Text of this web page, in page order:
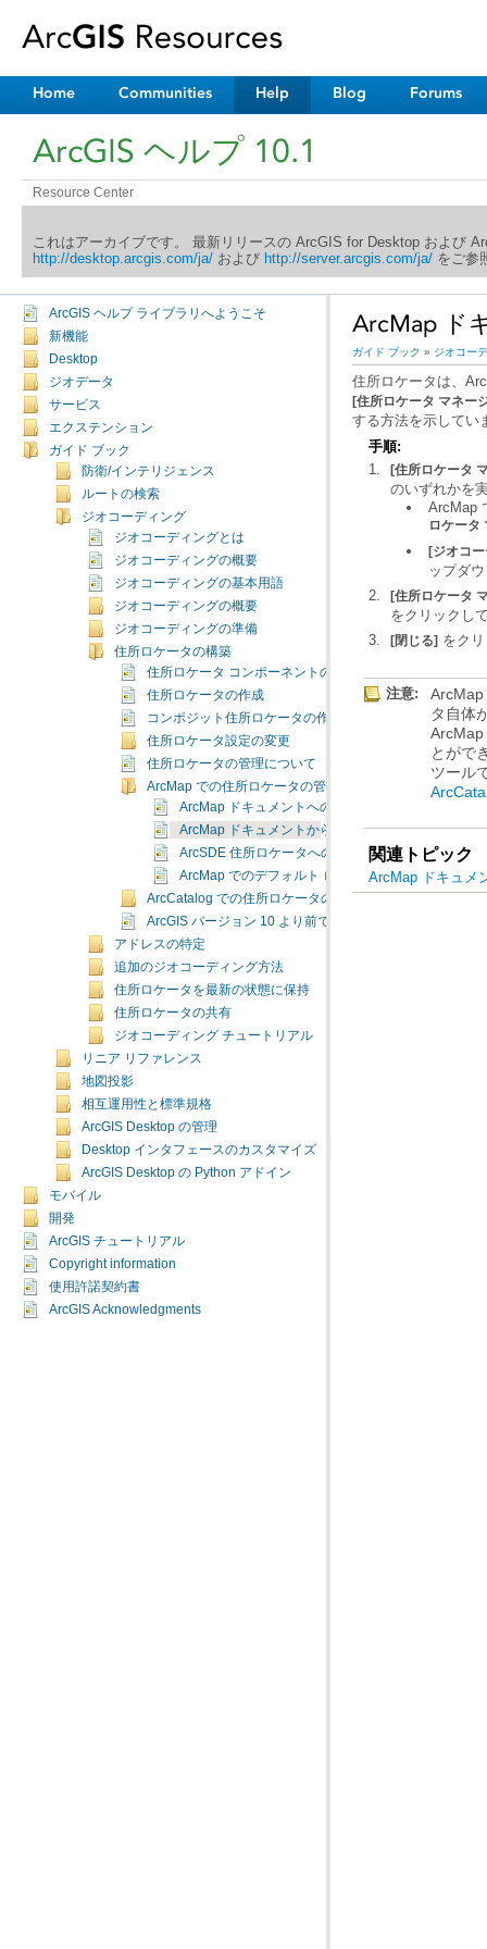
Home Communities Help Blog Forums
ArcGIS ヘルプ 10.1
Resource Center
これはアーカイブです。 最新リリースの ArcGIS for Desktop および
http://desktop.arcgis.com/ja/および http://server.arcgis.com/ja/をご参
ArcGIS ヘルプ ライブラリへようこそ
新機能
Desktop
ジオデータ
サービス
エクステンション
ガイド ブック
防衛/インテリジェンス
ルートの検索
ジオコーディング
ジオコーディングとは
ジオコーディングの概要
ジオコーディングの基本用語
ジオコーディングの概要
ジオコーディングの準備
住所ロケータの構築
住所ロケータ コンポーネントの定義
住所ロケータの作成
コンポジット住所ロケータの作成
住所ロケータ設定の変更
住所ロケータの管理について
ArcMap での住所ロケータの管理方法
ArcMap ドキュメントへの住所ロケータの追加
ArcMap ドキュメントからの住所ロケータの削除
ArcSDE 住所ロケータへのアクセス
ArcMap でのデフォルト ロケータの設定
ArcCatalog での住所ロケータの管理方法
ArcGIS バージョン 10 より前で作成された住所ロケータ
アドレスの特定
追加のジオコーディング方法
住所ロケータを最新の状態に保持
住所ロケータの共有
ジオコーディング チュートリアル
リニア リファレンス
地図投影
相互運用性と標準規格
ArcGIS Desktop の管理
Desktop インタフェースのカスタマイズ
ArcGIS Desktop の Python アドイン
モバイル
開発
ArcGIS チュートリアル
Copyright information
使用許諾契約書
ArcGIS Acknowledgments
ArcMap ド
ガイド ブック » ジオコー
住所ロケータは、
[住所ロケータ マネー
する方法を示してい
手順:
[住所ロケータ
のいずれかを
ArcMap
ロケータ
[ジオコ
ップダ
[住所ロケータ
をクリックし
[閉じる] をク
注意:
ツール
関連トピック
ArcMap ドキュメ